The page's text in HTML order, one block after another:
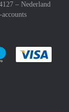
– Nederland
af met Paypal
gemakkelijk af met
Je rekent